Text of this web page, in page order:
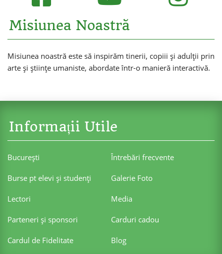
Misiunea Noastră
Misiunea noastră este să inspirăm tinerii, copiii și adulții prin
arte și științe umaniste, abordate într-o manieră interactivă.
Informații Utile
Bucureşti Întrebări frecvente
Burse pt elevi şi studenţi Galerie Foto
Lectori Media
Parteneri şi sponsori Carduri cadou
Cardul de Fidelitate Blog